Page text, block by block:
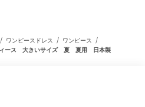
/ ワンピースドレス / ワンピース /
ース 大きいサイズ 夏 夏用 日本製